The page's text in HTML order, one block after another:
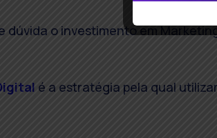
dúvida o investimento em
é a estratégia pela qual